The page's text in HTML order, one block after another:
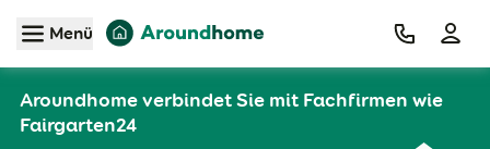
Zum Hauptinhalt
Menü
Aroundhome verbindet Sie mit Fachfirmen wie
Fairgarten24